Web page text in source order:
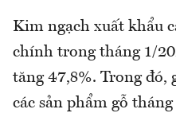
Kim ngạch xuất khẩu
chính trong tháng 1/
tăng 47,8%. Trong đó,
các sản phẩm gỗ